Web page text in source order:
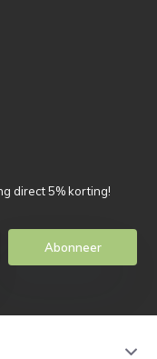
direct 5% korting!
Abonneer